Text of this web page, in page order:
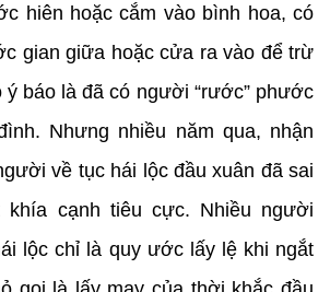
hiên hoặc cắm vào bình hoa, có
gian giữa hoặc cửa ra vào để trừ
ý báo là đã có người “rước” phước
Nhưng nhiều năm qua, nhận
về tục hái lộc đầu xuân đã sai
khía cạnh tiêu cực. Nhiều người
lộc chỉ là quy ước lấy lệ khi ngắt